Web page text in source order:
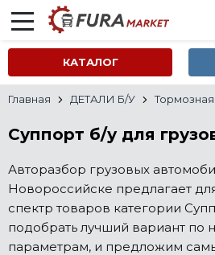
КАТАЛОГ
Главная ДЕТАЛИ Б/У
Суппорт б/у для
Авторазбор грузовых
Новороссийске предлагает
спектр товаров категории
подобрать лучший вариант по
параметрам, и предложим